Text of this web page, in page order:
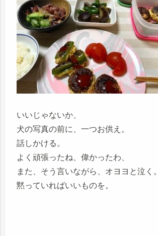
いいじゃないか、
犬の写真の前に、一つお供え。
話しかける。
よく頑張ったね、偉かったわ、
また、そう言いながら、オヨヨと泣く。
黙っていればいいものを。